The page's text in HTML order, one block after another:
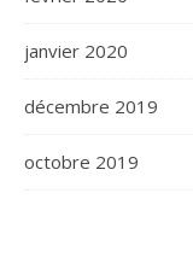
janvier 2020
décembre 2019
octobre 2019